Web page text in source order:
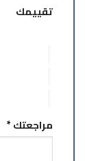
تقييمك
مراجعتك*